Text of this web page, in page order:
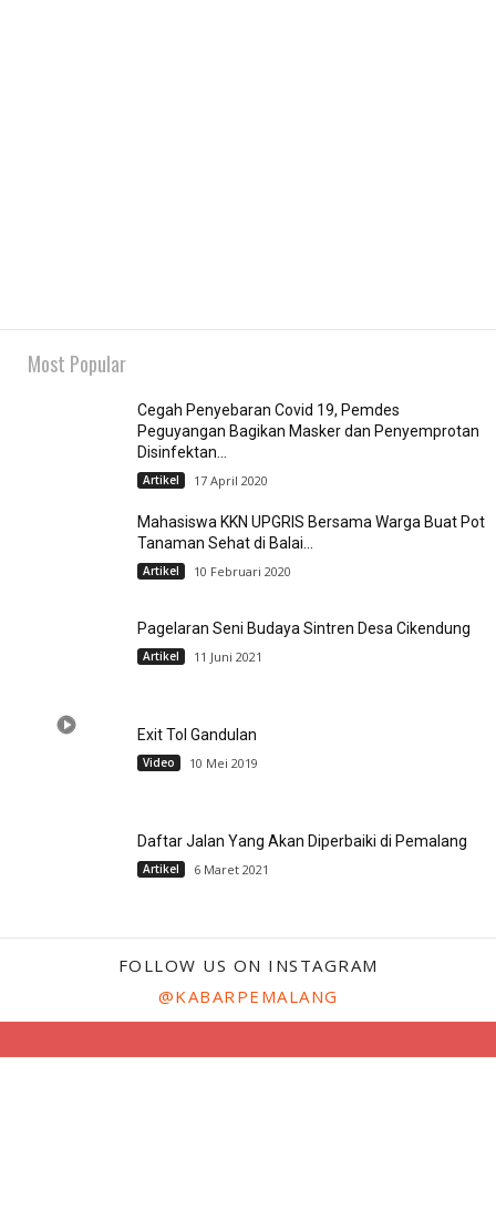
Most Popular
Cegah Penyebaran Covid 19, Pemdes
Peguyangan Bagikan Masker dan Penyemprotan
Disinfektan...
Artikel 17 April 2020
Mahasiswa KKN UPGRIS Bersama Warga Buat Pot
Tanaman Sehat di Balai...
Artikel 10 Februari 2020
Pagelaran Seni Budaya Sintren Desa Cikendung
Artikel 11 Juni 2021
Exit Tol Gandulan
Video 10 Mei 2019
Daftar Jalan Yang Akan Diperbaiki di Pemalang
Artikel 6 Maret 2021
FOLLOW US ON INSTAGRAM
@KABARPEMALANG